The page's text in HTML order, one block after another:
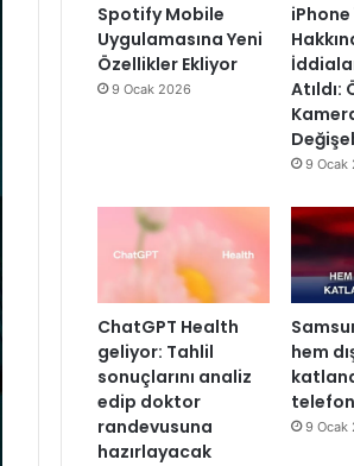
Spotify Mobile
Uygulamasına Yeni
Özellikler Ekliyor
9 Ocak 2026
iPhone
Atıldı:
9 Ocak
ChatGPT Health
geliyor: Tahlil
sonuçlarını analiz
edip doktor
randevusuna
hazırlayacak
hem
9 Ocak